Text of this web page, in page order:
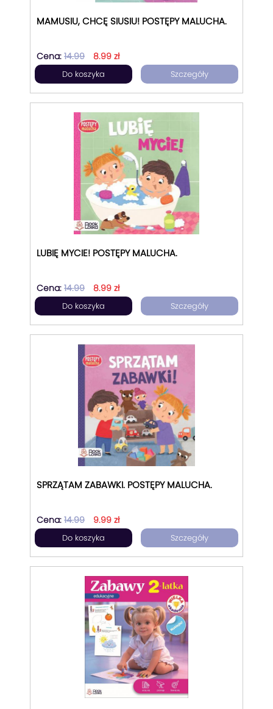
MAMUSIU, CHCĘ SIUSIU! POSTĘPY MALUCHA.
Cena: 14.99 8.99 zł
Do koszyka Szczegóły
LUBIĘ MYCIE! POSTĘPY MALUCHA.
Cena: 14.99 8.99 zł
Do koszyka Szczegóły
SPRZĄTAM ZABAWKI. POSTĘPY MALUCHA.
Cena: 14.99 9.99 zł
Do koszyka Szczegóły